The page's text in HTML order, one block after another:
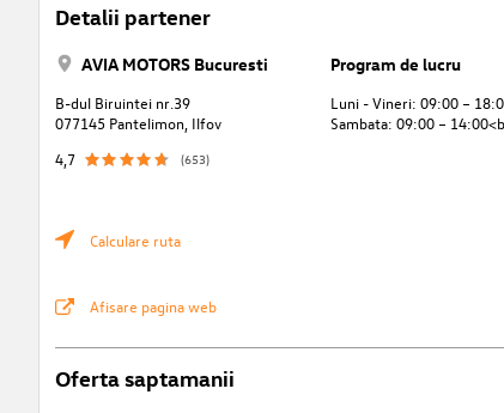
Detalii partener
AVIA MOTORS Bucuresti
B-dul Biruintei nr.39
077145 Pantelimon, Ilfov
4,7
(653)
Calculare ruta
Afisare pagina web
Program de lucru
Luni - Vineri: 09:00 –
Sambata: 09:00 –
Oferta saptamanii